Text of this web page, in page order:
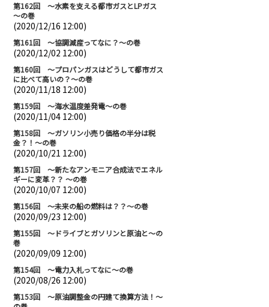
第162回 ～水素を支える都市ガスとLPガス
～の巻
(2020/12/16 12:00)
第161回 ～協調減産ってなに？～の巻
(2020/12/02 12:00)
第160回 ～プロパンガスはどうして都市ガス
に比べて高いの？～の巻
(2020/11/18 12:00)
第159回 ～海水温度差発電～の巻
(2020/11/04 12:00)
第158回 ～ガソリン小売り価格の半分は税
金？！～の巻
(2020/10/21 12:00)
第157回 ～新たなアンモニア合成法でエネル
ギーに変革？？ ～の巻
(2020/10/07 12:00)
第156回 ～未来の船の燃料は？？～の巻
(2020/09/23 12:00)
第155回 ～ドライブとガソリンと原油と～の
巻
(2020/09/09 12:00)
第154回 ～電力入札ってなに～の巻
(2020/08/26 12:00)
第153回 ～原油調整金の円建て換算方法！～